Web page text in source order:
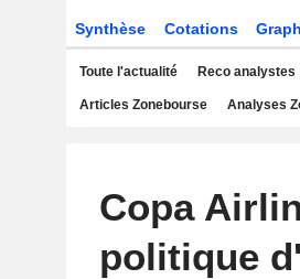
Synthèse Cotations
Toute l'actualité Reco analystes
Articles Zonebourse Analyses
Copa
politique